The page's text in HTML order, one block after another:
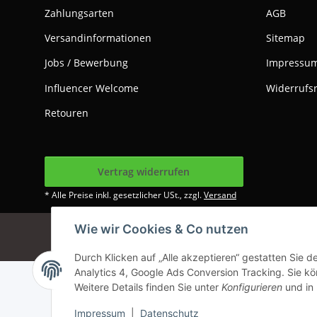
Wie wir Cookies & Co nutzen
Durch Klicken auf „Alle akzeptieren“ gestatten Sie
Analytics 4, Google Ads Conversion Tracking. Sie
Weitere Details finden Sie unter Konfigurieren und
Impressum Datenschutz
Zahlungsarten
Versandinformationen
Jobs / Bewerbung
Influencer Welcome
Retouren
AGB
Sitemap
Vertrag widerrufen
* Alle Preise inkl. gesetzlicher USt., zzgl.Versand
Google Analytics